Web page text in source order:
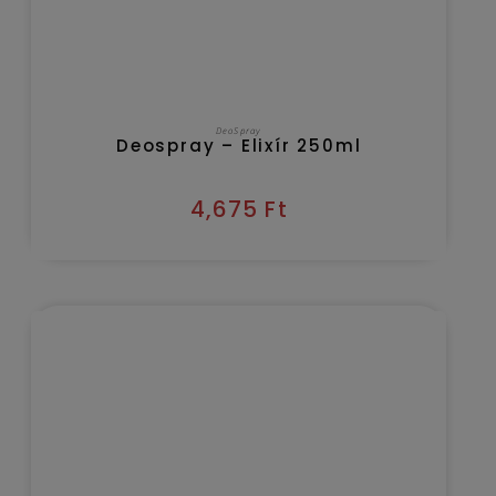
KOSÁRBA TESZEM
DeoSpray
Deospray – Elixír 250ml
4,675 Ft